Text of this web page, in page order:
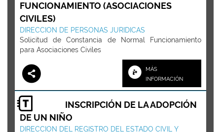
FUNCIONAMIENTO (ASOCIACIONES
CIVILES)
DIRECCION DE PERSONAS JURIDICAS
Solicitud de Constancia de Normal Funcionamiento
para Asociaciones Civiles
MÁS
INFORMACIÓN
INSCRIPCIÓN DE LA ADOPCIÓN
DE UN NIÑO
DIRECCION DEL REGISTRO DEL ESTADO CIVIL Y